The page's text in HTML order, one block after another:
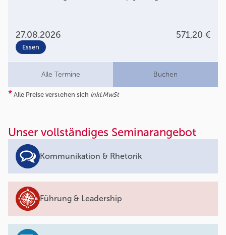
27.08.2026 571,20 €
Essen
Alle Termine Buchen
* Alle Preise verstehen sich inkl.MwSt
Unser vollständiges Seminarangebot
Kommunikation & Rhetorik
Führung & Leadership